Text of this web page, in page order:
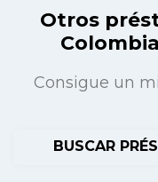
Otros
Consigue un
BUSCAR